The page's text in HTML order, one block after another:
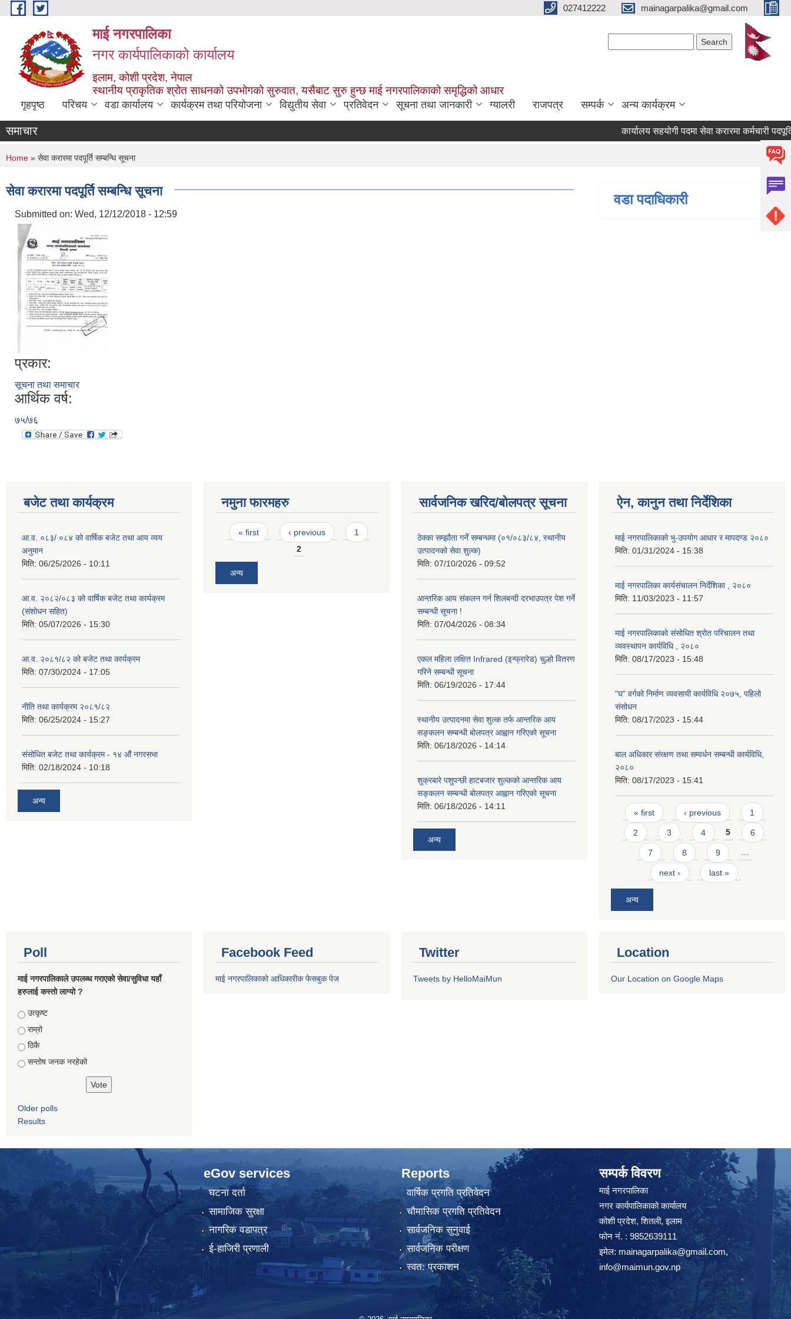
Skip to main content 027412222 mainagarpalika@gmail.com
माई नगरपालिका
नगर कार्यपालिकाको कार्यालय
इलाम, कोशी प्रदेश, नेपाल
स्थानीय प्राकृतिक श्रोत साधनको उपभोगको सुरुवात, यसैबाट सुरु हुन्छ माई नगरपालिकाको समृद्धिको आधार
गृहपृष्ठ परिचय वडा कार्यालय कार्यक्रम तथा परियोजना विद्युतीय सेवा प्रतिवेदन सूचना तथा जानकारी ग्यालरी राजपत्र सम्पर्क अन्य कार्यक्रम
समाचार कार्यालय सहयोगी पदमा सेवा करारमा कर्मचारी पदपूर्ति
You are here
Home » सेवा करारमा पदपूर्ति सम्बन्धि सूचना
सेवा करारमा पदपूर्ति सम्बन्धि सूचना
Submitted on: Wed, 12/12/2018 - 12:59
प्रकार:
सूचना तथा समाचार
आर्थिक वर्ष:
७५/७६
वडा पदाधिकारी
बजेट तथा कार्यक्रम
आ.व. ०८३/ ०८४ को वार्षिक बजेट तथा आय व्यय
अनुमान
मिति: 06/25/2026 - 10:11
आ.व. २०८२/०८३ को वार्षिक बजेट तथा कार्यक्रम
(संशोधन सहित)
मिति: 05/07/2026 - 15:30
आ.व. २०८१/८२ को बजेट तथा कार्यक्रम
मिति: 07/30/2024 - 17:05
नीति तथा कार्यक्रम २०८१/८२
मिति: 06/25/2024 - 15:27
संसोधित बजेट तथा कार्यक्रम - १४ औं नगरसभा
मिति: 02/18/2024 - 10:18
अन्य
नमुना फारमहरु
Pages
« first ‹ previous
1
2
अन्य
सार्वजनिक खरिद/बोलपत्र सूचना
ठेक्का सम्झौता गर्ने सम्बन्धमा (०१/०८३/८४, स्थानीय
उत्पादनको सेवा शुल्क)
मिति: 07/10/2026 - 09:52
आन्तरिक आय संकलन गर्न शिलबन्दी दरभाउपत्र पेश गर्ने
सम्बन्धी सूचना !
मिति: 07/04/2026 - 08:34
एकल महिला लक्षित Infrared (इन्फ्रारेड) चुल्हो वितरण
गरिने सम्बन्धी सूचना
मिति: 06/19/2026 - 17:44
स्थानीय उत्पादनमा सेवा शुल्क तर्फ आन्तरिक आय
सङ्कलन सम्बन्धी बोलपत्र आह्वान गरिएको सूचना
मिति: 06/18/2026 - 14:14
शुक्रबारे पशुपन्छी हाटबजार शुल्कको आन्तरिक आय
सङ्कलन सम्बन्धी बोलपत्र आह्वान गरिएको सूचना
मिति: 06/18/2026 - 14:11
अन्य
ऐन, कानुन तथा निर्देशिका
माई नगरपालिकाको भु-उपयोग आधार र मापदण्ड २०८०
मिति: 01/31/2024 - 15:38
माई नगरपालिका कार्यसंचालन निर्देशिका , २०८०
मिति: 11/03/2023 - 11:57
माई नगरपालिकाको संसोधित श्रोत परिचालन तथा
व्यवस्थापन कार्यविधि , २०८०
मिति: 08/17/2023 - 15:48
"घ" वर्गको निर्माण व्यवसायी कार्यविधि २०७५, पहिलो
संसोधन
मिति: 08/17/2023 - 15:44
बाल अधिकार संरक्षण तथा सम्वर्धन सम्बन्धी कार्यविधि,
२०८०
मिति: 08/17/2023 - 15:41
Pages
« first ‹ previous 1
2 3 4 5 6
7 8 9 …
next › last »
अन्य
Poll
माई नगरपालिकाले उपलब्ध गराएको सेवा/सुविधा यहाँ
हरुलाई कस्तो लाग्यो ?
Choices
उत्कृष्ट
राम्रो
ठिकै
सन्तोष जनक नरहेको
Older polls
Results
Facebook Feed
माई नगरपालिकाको आधिकारीक फेसबुक पेज
Twitter
Tweets by HelloMaiMun
Location
Our Location on Google Maps
eGov services
घटना दर्ता
सामाजिक सुरक्षा
नागरिक वडापत्र
ई-हाजिरी प्रणाली
Reports
वार्षिक प्रगति प्रतिवेदन
चौमासिक प्रगति प्रतिवेदन
सार्वजनिक सुनुवाई
सार्वजनिक परीक्षण
स्वत: प्रकाशन
सम्पर्क विवरण
माई नगरपालिका
नगर कार्यपालिकाको कार्यालय
कोशी प्रदेश, शितली, इलाम
फोन नं. : 9852639111
इमेल: mainagarpalika@gmail.com,
info@maimun.gov.np